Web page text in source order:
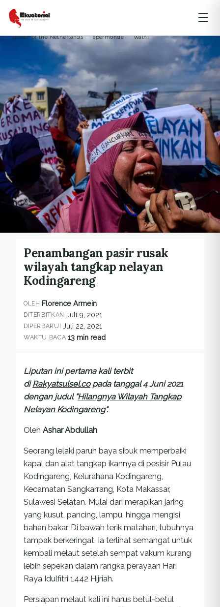
fellowsea
Pelindo IV
queen of the Netherlands spermonde Walhi
Penambangan pasir rusak
wilayah tangkap nelayan
Kodingareng
OLEH Florence Armein
DITERBITKAN Juli 9, 2021
DIPERBARUI Juli 22, 2021
WAKTU BACA 13 min read
Liputan ini pertama kali terbit
diRakyatsulsel.copada tanggal 4 Juni 2021
dengan judul “Hilangnya Wilayah Tangkap
Nelayan Kodingareng“.
Oleh Ashar Abdullah
Seorang lelaki paruh baya sibuk memperbaiki
kapal dan alat tangkap ikannya di pesisir Pulau
Kodingareng, Kelurahana Kodingareng,
Kecamatan Sangkarrang, Kota Makassar,
Sulawesi Selatan. Mulai dari merapikan jaring
yang kusut, pancing, lampu, hingga mengisi
bahan bakar. Di bawah terik matahari, tubuhnya
tampak berkeringat. Ia terlihat semangat untuk
kembali melaut setelah sempat vakum kurang
lebih sepekan dalam rangka perayaan Hari
Raya Idulfitri 1442 Hijriah.
Persiapan melaut kali ini harus betul-betul